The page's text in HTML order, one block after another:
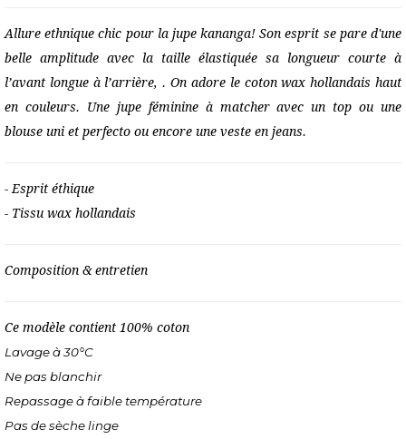
Allureethniquechic pour la jupekananga!Son esprit se pare d'une
belle amplitude avec la taille élastiquée sa longueur courte à
l’avant longue à l’arrière,. On adore le cotonwax hollandais haut
en couleurs. Unejupeféminineà matcher avec un top ou une
blouse uni et perfecto ou encore une veste en jeans.
- Esprit éthique
- Tissu wax hollandais
Composition & entretien
Ce modèle contient 100% coton
Lavage à 30°C
Ne pas blanchir
Repassage à faible température
Pas de sèche linge